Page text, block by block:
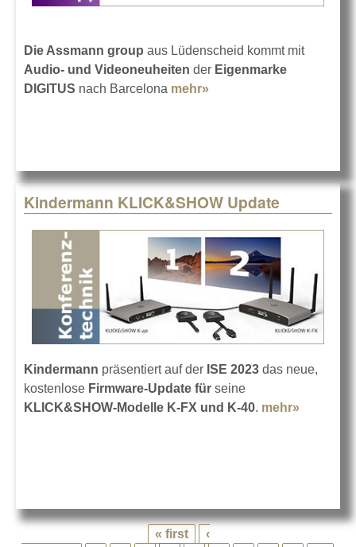
Die Assmann group aus Lüdenscheid kommt mit
Audio- und Videoneuheiten der Eigenmarke
DIGITUS nach Barcelona mehr»
Kindermann KLICK&SHOW Update
Kindermann präsentiert auf der ISE 2023 das neue,
kostenlose Firmware-Update für seine
KLICK&SHOW-Modelle K-FX und K-40. mehr»
« first
‹